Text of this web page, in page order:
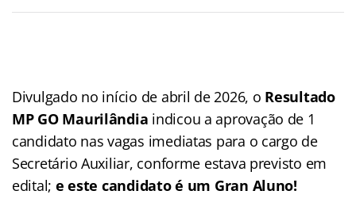
Divulgado no início de abril de 2026, o Resultado
MP GO Maurilândia indicou a aprovação de 1
candidato nas vagas imediatas para o cargo de
Secretário Auxiliar, conforme estava previsto em
edital; e este candidato é um Gran Aluno!